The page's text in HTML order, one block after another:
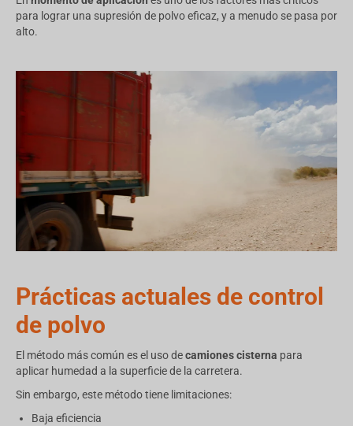
para lograr una supresión de polvo eficaz, y a menudo se pasa por
alto.
Prácticas actuales de control
de polvo
El método más común es el uso decamiones cisterna para
aplicar humedad a la superficie de la carretera.
Sin embargo, este método tiene limitaciones:
Baja eficiencia